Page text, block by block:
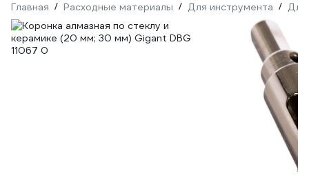
Главная / Расходные материалы / Для инструмента / Для